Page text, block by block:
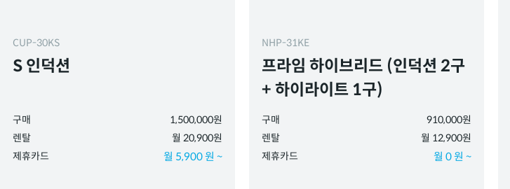
CUP-30KS
S 인덕션
구매
1,500,000원
렌탈
월 20,900원
제휴카드
월 5,900 원 ~
NHP-31KE
프라임 하이브리드 (인덕션 2구
+ 하이라이트 1구)
구매
910,000원
렌탈
월 12,900원
제휴카드
월 0 원 ~